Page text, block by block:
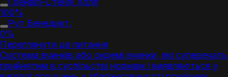
100%
Рут Бенедикт.
0%
Переглянути це питання
Система вчинків або окремі вчинки, які суперечать
прийнятим в суспільстві нормам і виявляються у